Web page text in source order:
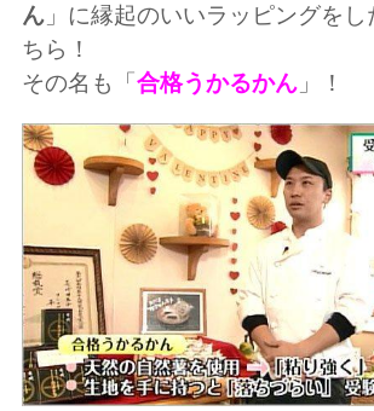
ん」に縁起のいいラッピングをし
ちら！
その名も「合格うかるかん」！